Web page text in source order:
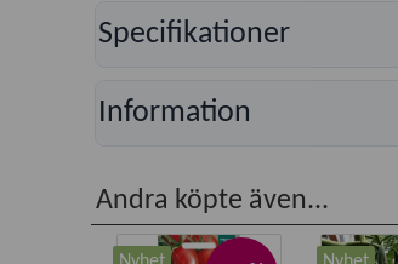
Specifikationer
Information
Andra köpte även...